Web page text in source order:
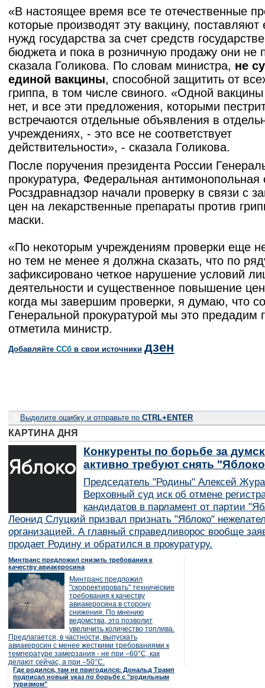
«В настоящее время все те отечественные
которые производят эту вакцину, поставляют
нужд государства за счет средств
бюджета и пока в розничную продажу они не
сказала Голикова. По словам министра, не
единой вакцины, способной защитить от
гриппа, в том числе свиного. «Одной
нет, и все эти предложения, которыми
встречаются отдельные объявления в
учреждениях, - это все не соответствует
действительности», - сказала Голикова.
После поручения президента России
прокуратура, Федеральная антимонопольная
Росздравнадзор начали проверку в связи с
цен на лекарственные препараты против
маски.
«По некоторым учреждениям проверки еще
но тем не менее я должна сказать, что по
зафиксировано четкое нарушение условий
деятельности и существенное повышение
когда мы завершим проверки, я думаю, что
Генеральной прокуратурой мы это предадим
отметила министр.
Добавляйте CСб в свои источники дзен
Выделите ошибку и отправьте по CTRL+ENTER
КАРТИНА ДНЯ
Конкуренты по борьбе за
активно требуют снять
Председатель "Родины" Алексей
Верховный суд иск об отмене
кандидатов в парламент от партии
Леонид Слуцкий призвал признать "Яблоко"
организацией. А главный справедливорос вообще
продает Родину и обратился в прокуратуру.
Минтранс предложил снизить требования к
качеству авиакеросина
Минтранс предложил
"скорректировать" технические
требования к качеству
авиакеросина в сторону
снижения. По мнению
ведомства, это позволит
увеличить количество топлива.
Предлагается, в частности, выпускать
авиакеросин с менее жесткими требованиями к
температуре замерзания - не при –60°C, как
делают сейчас, а при –50°C.
Где родился, там не пригодился: Дональд Трамп
подписал новый указ по борьбе с "родильным
туризмом"